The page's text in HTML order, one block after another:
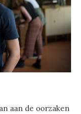
aan de oorzaken